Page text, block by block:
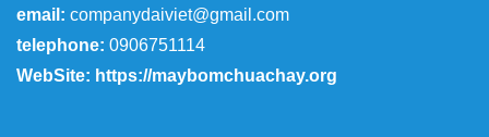
email: companydaiviet@gmail.com
telephone: 0906751114
WebSite: https://maybomchuachay.org